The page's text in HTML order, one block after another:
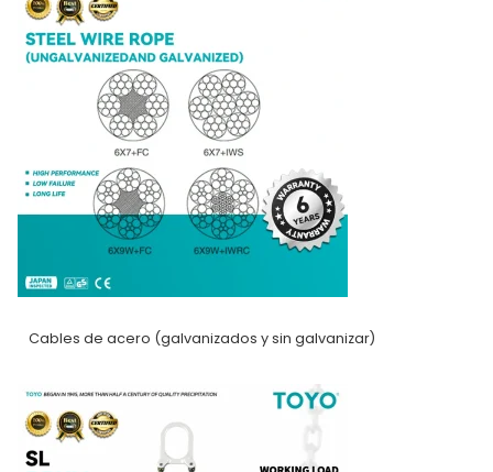
Cables de acero (galvanizados y sin galvanizar)